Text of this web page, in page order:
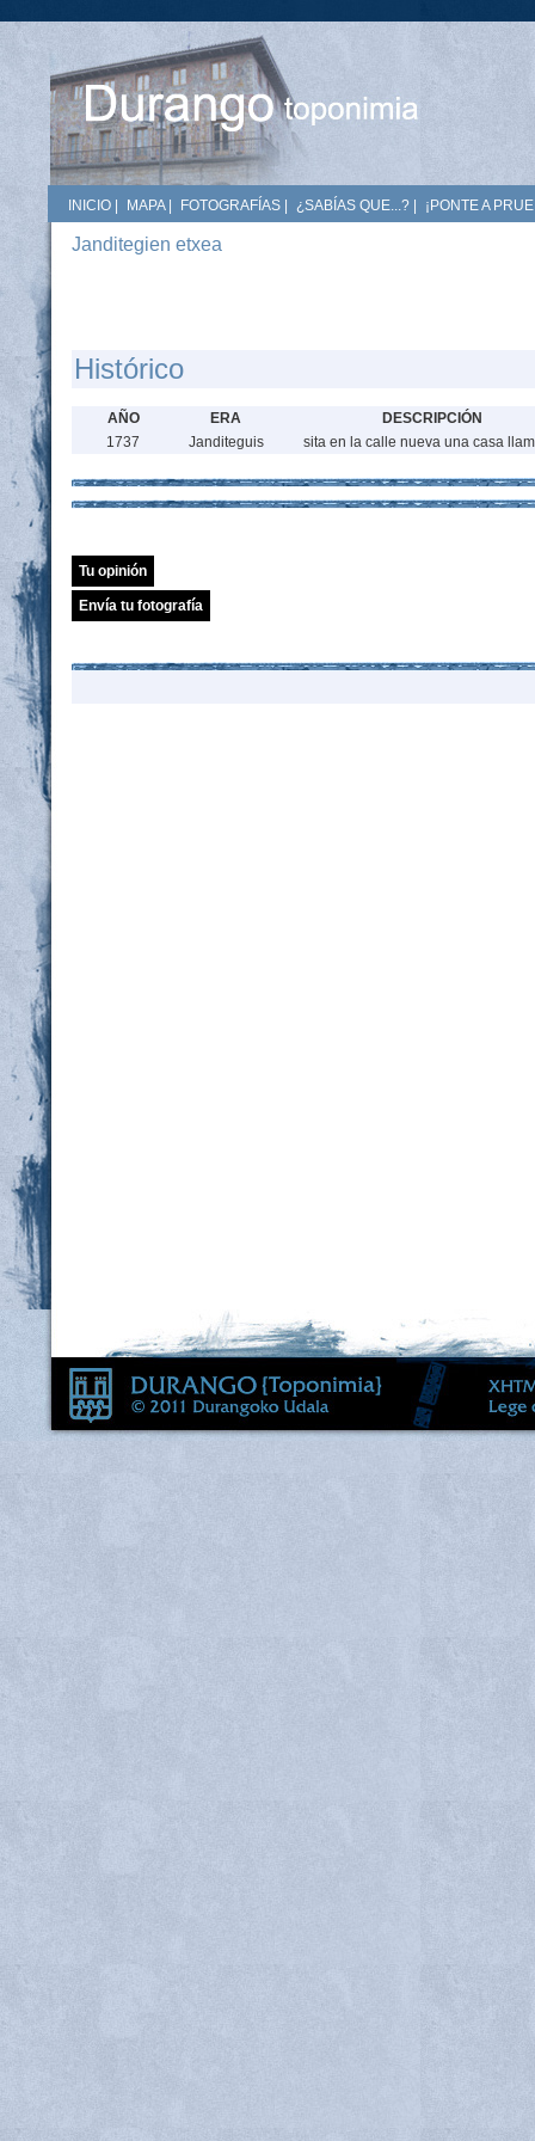
INICIO MAPA| FOTOGRAFÍAS ¿SABÍAS QUE...? ¡PONTE A
Janditegien etxea
Histórico
AÑO ERA
DESCRIPCIÓN
1737
Janditeguis sita en la calle nueva una casa
Tu opinión
Envía tu fotografía